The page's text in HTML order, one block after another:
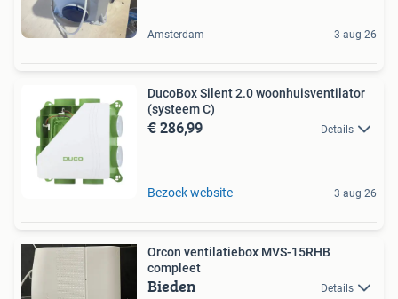
Amsterdam 3 aug 26
DucoBox Silent 2.0 woonhuisventilator
(systeem C)
€ 286,99 Details
Bezoek website 3 aug 26
Orcon ventilatiebox MVS-15RHB
compleet
Bieden Details